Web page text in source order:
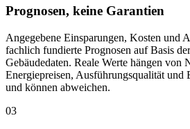
Prognosen, keine Garantien
Angegebene Einsparungen, Kosten und
fachlich fundierte Prognosen auf Basis
Gebäudedaten. Reale Werte hängen von
Energiepreisen, Ausführungsqualität und
und können abweichen.
03